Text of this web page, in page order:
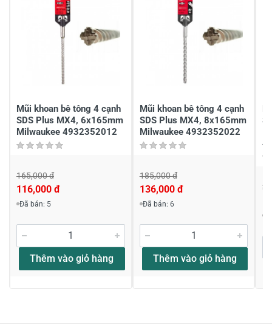
2
1
Chia sẻ nhận xét về sản phẩm
Viết nhận xét về sản phẩm
Đánh giá sao
Mũi khoan bê tông 4 cạnh
SDS Plus MX4, 6x165mm
Milwaukee 4932352012
165,000 đ
116,000 đ
Đã bán: 5
Thêm vào giỏ hàng
Mũi khoan bê tông 4 cạnh
SDS Plus MX4, 8x165mm
Milwaukee 4932352022
185,000 đ
136,000 đ
Đã bán: 6
Thêm vào giỏ hàng